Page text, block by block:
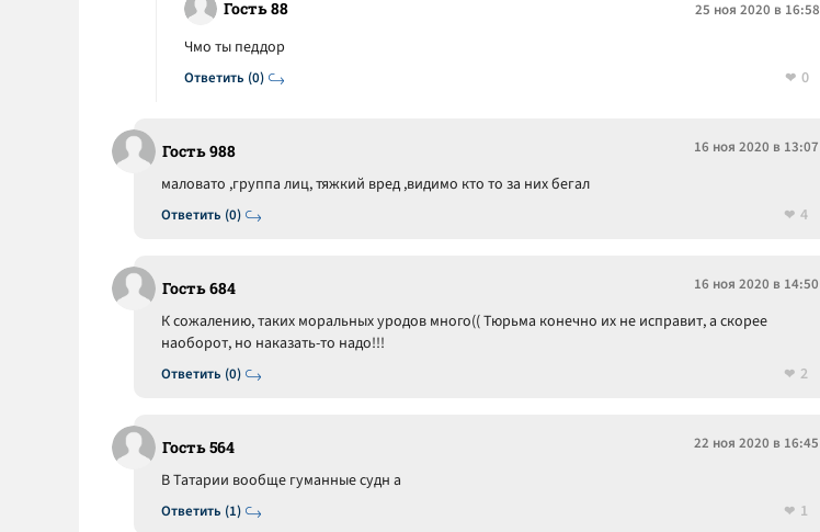
Гость 88 25 ноя 2020 в 16:58
Ответить (0)
Чмо ты педдор
0
Гость 988 16 ноя 2020 в 13:07
Ответить (0)
маловато ,группа лиц, тяжкий вред ,видимо кто то за них бегал
4
Гость 684 16 ноя 2020 в 14:50
Ответить (0)
К сожалению, таких моральных уродов много(( Тюрьма конечно их не исправит, а скорее
наоборот, но наказать-то надо!!!
2
Гость 564 22 ноя 2020 в 16:45
Ответить (1)
В Татарии вообще гуманные судн а
1